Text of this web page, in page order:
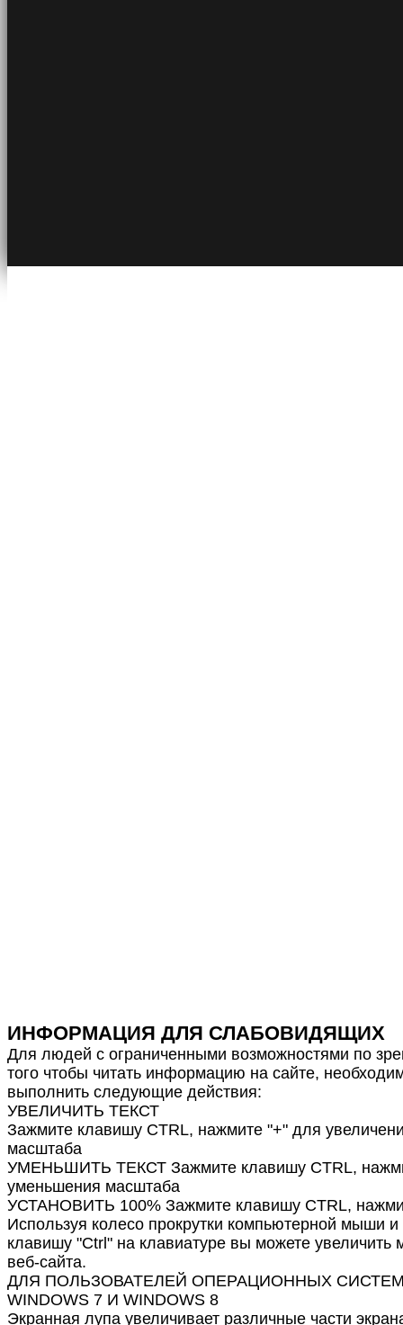
ИНФОРМАЦИЯ ДЛЯ СЛАБОВИДЯЩИХ
Для людей с ограниченными возможностями по
того чтобы читать информацию на сайте,
выполнить следующие действия:
УВЕЛИЧИТЬ ТЕКСТ
Зажмите клавишу CTRL, нажмите "+" для
масштаба
УМЕНЬШИТЬ ТЕКСТ Зажмите клавишу CTRL,
уменьшения масштаба
УСТАНОВИТЬ 100% Зажмите клавишу CTRL,
Используя колесо прокрутки компьютерной мыши
клавишу "Ctrl" на клавиатуре вы можете увеличить
веб-сайта.
ДЛЯ ПОЛЬЗОВАТЕЛЕЙ ОПЕРАЦИОННЫХ
WINDOWS 7 И WINDOWS 8
Экранная лупа увеличивает различные части